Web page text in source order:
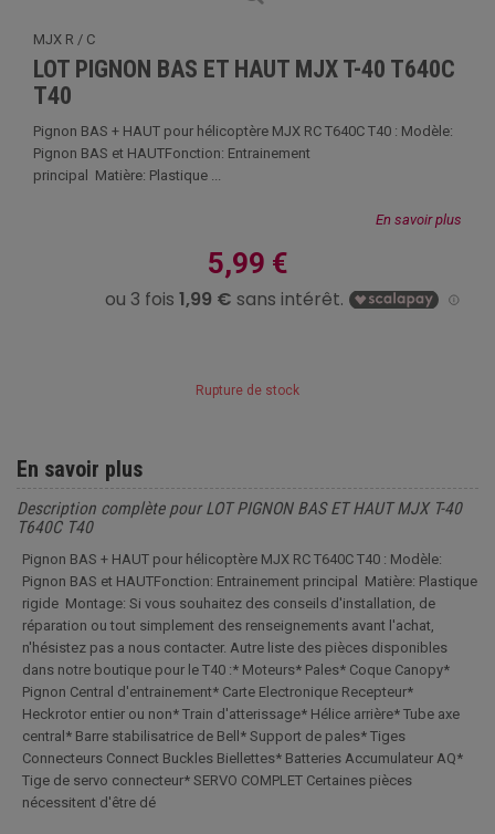
MJX R / C
LOT PIGNON BAS ET HAUT MJX T-40 T640C
T40
Pignon BAS + HAUT pour hélicoptère MJX RC T640C T40 : Modèle:
Pignon BAS et HAUTFonction: Entrainement
principal Matière: Plastique ...
En savoir plus
5,99 €
Rupture de stock
En savoir plus
Description complète pour LOT PIGNON BAS ET HAUT MJX T-40
T640C T40
Pignon BAS + HAUT pour hélicoptère MJX RC T640C T40 : Modèle:
Pignon BAS et HAUTFonction: Entrainement principal Matière: Plastique
rigide Montage: Si vous souhaitez des conseils d'installation, de
réparation ou tout simplement des renseignements avant l'achat,
n'hésistez pas a nous contacter. Autre liste des pièces disponibles
dans notre boutique pour le T40 :* Moteurs* Pales* Coque Canopy*
Pignon Central d'entrainement* Carte Electronique Recepteur*
Heckrotor entier ou non* Train d'atterissage* Hélice arrière* Tube axe
central* Barre stabilisatrice de Bell* Support de pales* Tiges
Connecteurs Connect Buckles Biellettes* Batteries Accumulateur AQ*
Tige de servo connecteur* SERVO COMPLET Certaines pièces
nécessitent d'être dé